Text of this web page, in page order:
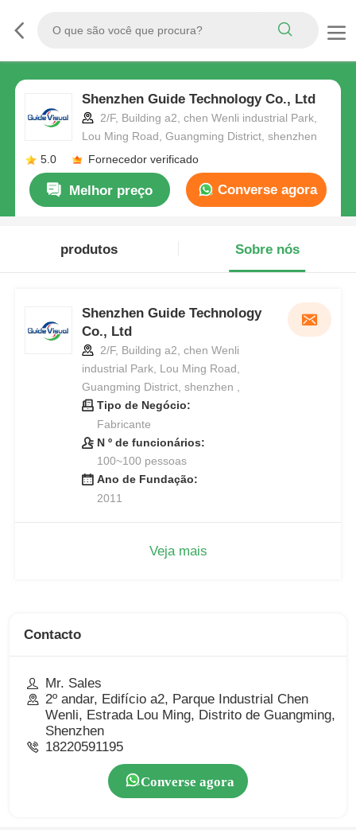
Shenzhen Guide Technology Co., Ltd
2/F, Building a2, chen Wenli industrial Park,
Lou Ming Road, Guangming District, shenzhen
5.0
Fornecedor verificado
Melhor preço Converse agora
produtos Sobre nós
Shenzhen Guide Technology
Co., Ltd
2/F, Building a2, chen Wenli
industrial Park, Lou Ming Road,
Guangming District, shenzhen ,
Tipo de Negócio:
Fabricante
N º de funcionários:
100~100 pessoas
Ano de Fundação:
2011
Veja mais
Contacto
Mr. Sales
2º andar, Edifício a2, Parque Industrial Chen
Wenli, Estrada Lou Ming, Distrito de Guangming,
Shenzhen
18220591195
Converse agora